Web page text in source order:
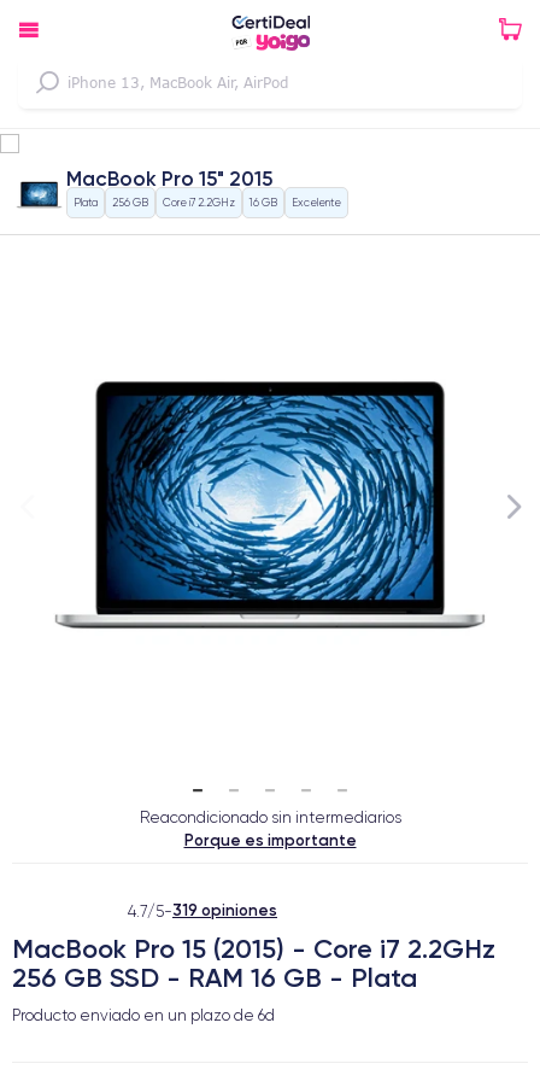
MacBook Pro 15" 2015
Plata 256 GB Core i7 2.2GHz 16 GB Excelente
Reacondicionado sin intermediarios
Porque es importante
4.7/5-319 opiniones
MacBook Pro 15 (2015) - Core i7 2.2GHz
256 GB SSD - RAM 16 GB - Plata
Producto enviado en un plazo de 6d